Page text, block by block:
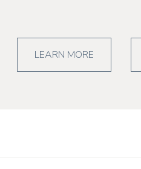
LEARN MORE